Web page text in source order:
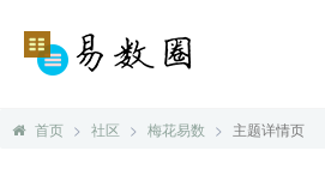
首页 社区 梅花易数 主题详情页